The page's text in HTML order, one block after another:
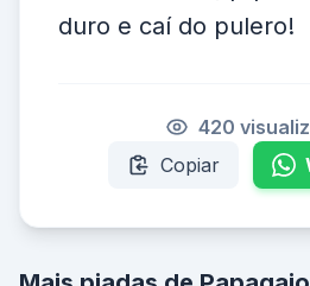
duro e caí do pulero!
420
Copiar